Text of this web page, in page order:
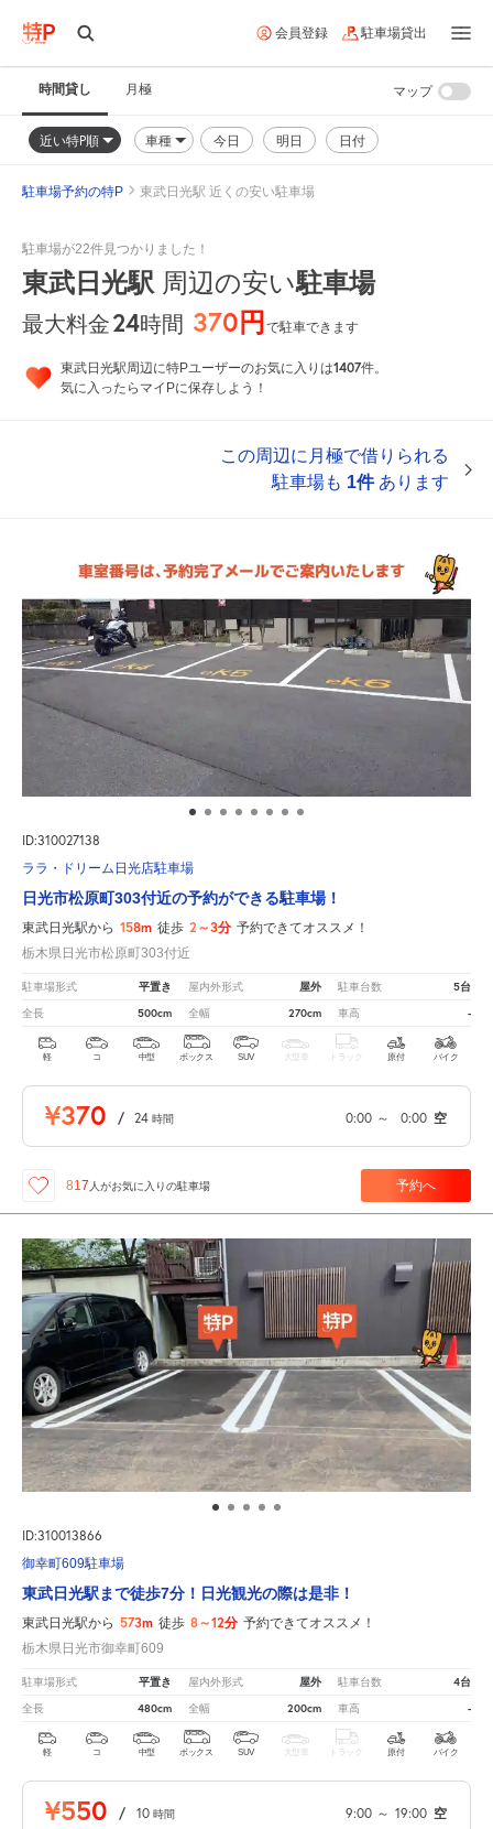
会員登録 駐車場貸出
時間貸し 月極
近い特P順 車種 今日 明日 日付
マップ
駐車場予約の特P 東武日光駅 近くの安い駐車場
駐車場が22件見つかりました！
東武日光駅 周辺の安い駐車場
最大料金24時間 370円で駐車できます
東武日光駅周辺に特Pユーザーのお気に入りは1407件。
気に入ったらマイPに保存しよう！
この周辺に月極で借りられる
駐車場も 1件あります
ID:310027138
ララ・ドリーム日光店駐車場
日光市松原町303付近の予約ができる駐車場！
東武日光駅から 158m 徒歩 2～3分 予約できてオススメ！
栃木県日光市松原町303付近
駐車場形式 平置き 屋内外形式 屋外 駐車台数 5台
全長 500cm 全幅 270cm 車高 -
軽 コ 中型 ボックス SUV 大型車 トラック 原付 バイク
¥370 / 24 時間 0:00 ～ 0:00 空
817 人がお気に入りの駐車場 予約へ
ID:310013866
御幸町609駐車場
東武日光駅まで徒歩7分！日光観光の際は是非！
東武日光駅から 573m 徒歩 8～12分 予約できてオススメ！
栃木県日光市御幸町609
駐車場形式 平置き 屋内外形式 屋外 駐車台数 4台
全長 480cm 全幅 200cm 車高 -
軽 コ 中型 ボックス SUV 大型車 トラック 原付 バイク
¥550 / 10 時間 9:00 ～ 19:00 空